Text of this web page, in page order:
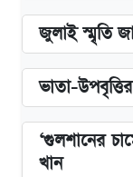
জুলাই স্মৃতি
ভাতা-
‘গুলশানের
খান